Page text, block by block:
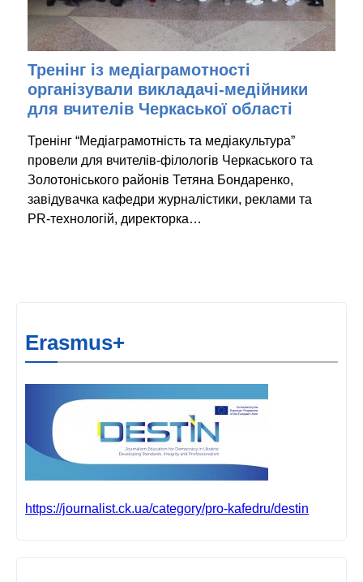
Тренінг із медіаграмотності
організували викладачі-медійники
для вчителів Черкаської області
Тренінг “Медіаграмотність та медіакультура”
провели для вчителів-філологів Черкаського та
Золотоніського районів Тетяна Бондаренко,
завідувачка кафедри журналістики, реклами та
PR-технологій, директорка…
Erasmus+
https://journalist.ck.ua/category/pro-kafedru/destin